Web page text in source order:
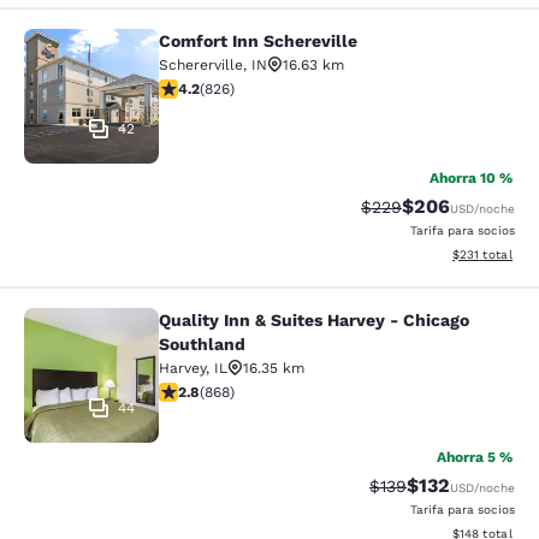
Comfort Inn Schereville
42
Comfort Inn Schereville
Schererville, IN
16.63 km
calificación de 4.18 estrellas. Muy bueno. 826 reseñas
4.2(826)
Ahorra 10 %
Precio tachado:
$229Precio con
$206USD/noche
Tarifa para socios
Ver detalles
$231 total
Quality Inn & Suites Harvey -
44
Quality Inn & Suites Harvey - Chicago
Southland
Harvey, IL
16.35 km
calificación de 2.82 estrellas. Feria. 868 reseñas
2.8(868)
Ahorra 5 %
Precio tachado:
$139Precio con
$132USD/noche
Tarifa para socios
Ver detalles
$148 total